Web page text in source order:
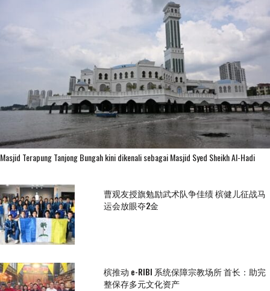
Masjid Terapung Tanjong Bungah kini dikenali sebagai Masjid Syed Sheikh Al-Hadi
曹观友授旗勉励武术队争佳绩 槟健儿征战马
运会放眼夺2金
槟推动 e-RIBI 系统保障宗教场所 首长：助完
整保存多元文化资产